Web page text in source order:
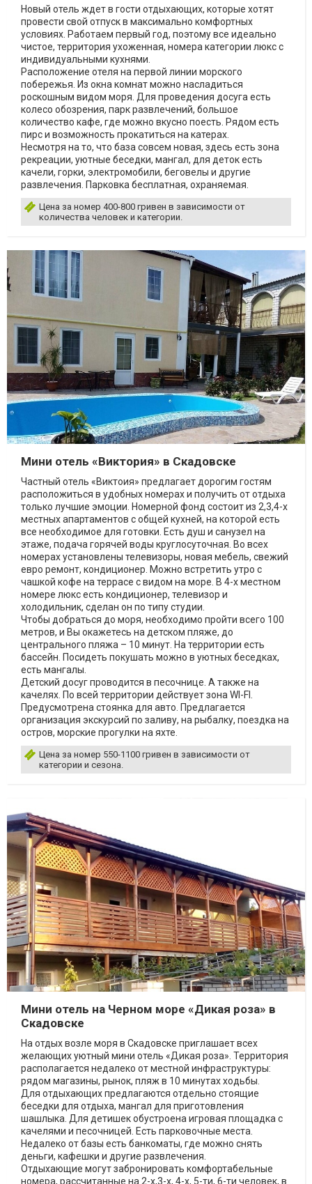
Новый отель ждет в гости отдыхающих, которые хотят
провести свой отпуск в максимально комфортных
условиях. Работаем первый год, поэтому все идеально
чистое, территория ухоженная, номера категории люкс с
индивидуальными кухнями.
Расположение отеля на первой линии морского
побережья. Из окна комнат можно насладиться
роскошным видом моря. Для проведения досуга есть
колесо обозрения, парк развлечений, большое
количество кафе, где можно вкусно поесть. Рядом есть
пирс и возможность прокатиться на катерах.
Несмотря на то, что база совсем новая, здесь есть зона
рекреации, уютные беседки, мангал, для деток есть
качели, горки, электромобили, беговелы и другие
развлечения. Парковка бесплатная, охраняемая.
Цена за номер 400-800 гривен в зависимости от
количества человек и категории.
Мини отель «Виктория» в Скадовске
Частный отель «Виктоия» предлагает дорогим гостям
расположиться в удобных номерах и получить от отдыха
только лучшие эмоции. Номерной фонд состоит из 2,3,4-х
местных апартаментов с общей кухней, на которой есть
все необходимое для готовки. Есть душ и санузел на
этаже, подача горячей воды круглосуточная. Во всех
номерах установлены телевизоры, новая мебель, свежий
евро ремонт, кондиционер. Можно встретить утро с
чашкой кофе на террасе с видом на море. В 4-х местном
номере люкс есть кондиционер, телевизор и
холодильник, сделан он по типу студии.
Чтобы добраться до моря, необходимо пройти всего 100
метров, и Вы окажетесь на детском пляже, до
центрального пляжа – 10 минут. На территории есть
бассейн. Посидеть покушать можно в уютных беседках,
есть мангалы.
Детский досуг проводится в песочнице. А также на
качелях. По всей территории действует зона WI-FI.
Предусмотрена стоянка для авто. Предлагается
организация экскурсий по заливу, на рыбалку, поездка на
остров, морские прогулки на яхте.
Цена за номер 550-1100 гривен в зависимости от
категории и сезона.
Мини отель на Черном море «Дикая роза» в
Скадовске
На отдых возле моря в Скадовске приглашает всех
желающих уютный мини отель «Дикая роза». Территория
располагается недалеко от местной инфраструктуры:
рядом магазины, рынок, пляж в 10 минутах ходьбы.
Для отдыхающих предлагаются отдельно стоящие
беседки для отдыха, мангал для приготовления
шашлыка. Для детишек обустроена игровая площадка с
качелями и песочницей. Есть парковочные места.
Недалеко от базы есть банкоматы, где можно снять
деньги, кафешки и другие развлечения.
Отдыхающие могут забронировать комфортабельные
номера, рассчитанные на 2-х,3-х, 4-х, 5-ти, 6-ти человек, в